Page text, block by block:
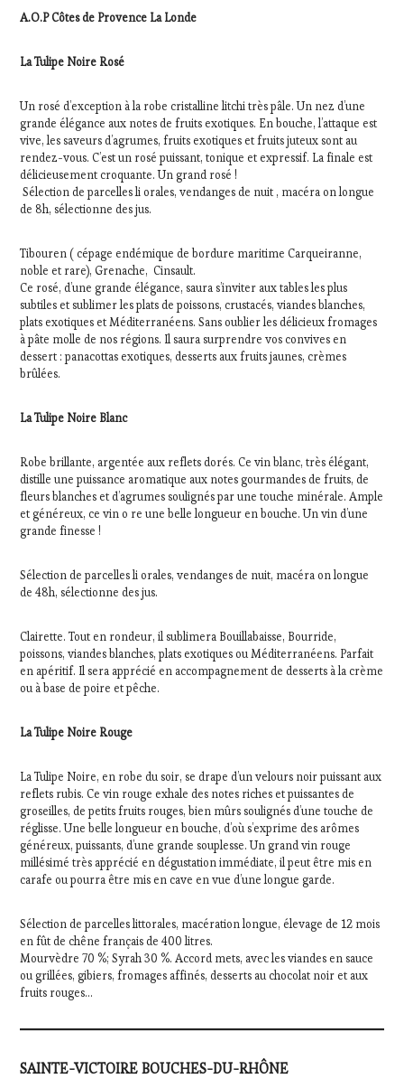
A.O.P Côtes de Provence La Londe
La Tulipe Noire Rosé
Un rosé d’exception à la robe cristalline litchi très pâle. Un nez d’une
grande élégance aux notes de fruits exotiques. En bouche, l’attaque est
vive, les saveurs d’agrumes, fruits exotiques et fruits juteux sont au
rendez-vous. C’est un rosé puissant, tonique et expressif. La finale est
délicieusement croquante. Un grand rosé !
Sélection de parcelles li orales, vendanges de nuit , macéra on longue
de 8h, sélectionne des jus.
Tibouren ( cépage endémique de bordure maritime Carqueiranne,
noble et rare), Grenache, Cinsault.
Ce rosé, d’une grande élégance, saura s’inviter aux tables les plus
subtiles et sublimer les plats de poissons, crustacés, viandes blanches,
plats exotiques et Méditerranéens. Sans oublier les délicieux fromages
à pâte molle de nos régions. Il saura surprendre vos convives en
dessert : panacottas exotiques, desserts aux fruits jaunes, crèmes
brûlées.
La Tulipe Noire Blanc
Robe brillante, argentée aux reflets dorés. Ce vin blanc, très élégant,
distille une puissance aromatique aux notes gourmandes de fruits, de
fleurs blanches et d’agrumes soulignés par une touche minérale. Ample
et généreux, ce vin o re une belle longueur en bouche. Un vin d’une
grande finesse !
Sélection de parcelles li orales, vendanges de nuit, macéra on longue
de 48h, sélectionne des jus.
Clairette. Tout en rondeur, il sublimera Bouillabaisse, Bourride,
poissons, viandes blanches, plats exotiques ou Méditerranéens. Parfait
en apéritif. Il sera apprécié en accompagnement de desserts à la crème
ou à base de poire et pêche.
La Tulipe Noire Rouge
La Tulipe Noire, en robe du soir, se drape d’un velours noir puissant aux
reflets rubis. Ce vin rouge exhale des notes riches et puissantes de
groseilles, de petits fruits rouges, bien mûrs soulignés d’une touche de
réglisse. Une belle longueur en bouche, d’où s’exprime des arômes
généreux, puissants, d’une grande souplesse. Un grand vin rouge
millésimé très apprécié en dégustation immédiate, il peut être mis en
carafe ou pourra être mis en cave en vue d’une longue garde.
Sélection de parcelles littorales, macération longue, élevage de 12 mois
en fût de chêne français de 400 litres.
Mourvèdre 70 %; Syrah 30 %. Accord mets, avec les viandes en sauce
ou grillées, gibiers, fromages affinés, desserts au chocolat noir et aux
fruits rouges…
SAINTE-VICTOIRE BOUCHES-DU-RHÔNE